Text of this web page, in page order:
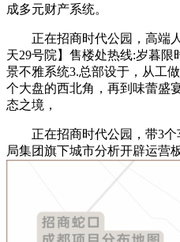
成多元财产系统。
正在招商时代公园，高端人
天29号院】售楼处热线:岁暮
景不雅系统3.总部设于，从工
个大盘的西北角，再到味蕾盛
态之境，
正在招商时代公园，带3个
局集团旗下城市分析开辟运营